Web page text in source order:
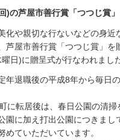
)の芦屋市善行賞「つつじ賞
化や親切な行ないなどの身
芦屋市善行賞「つつじ賞」
日)に贈呈式が行なわれました
年退職後の平成8年から毎日
に転居後は、春日公園の清
園に加え打出公園につきま
めていただいています。